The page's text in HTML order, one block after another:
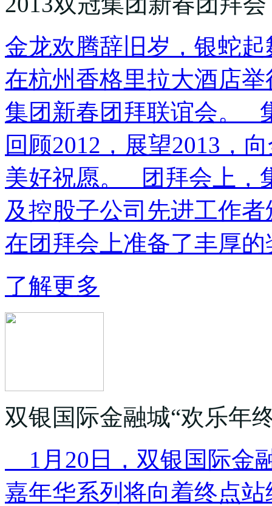
金龙欢腾辞旧岁，银蛇
在杭州香格里拉大酒店
集团新春团拜联谊会。
回顾2012，展望2013，
美好祝愿。 团拜会上，
及控股子公司先进工作
在团拜会上准备了丰厚
了解更多
双银国际金融城“欢乐年
1月20日，双银国际金
嘉年华系列将向着终点